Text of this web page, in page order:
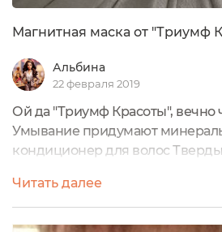
Магнитная маска от "Триумф
Альбина
22 февраля 2019
Ой да "Триумф Красоты", вечно
Умывание придумают
кондиционер для волос
названий продуктов их хочется
покупать,пробовать и
разочаровывают пока, и
Читать далее